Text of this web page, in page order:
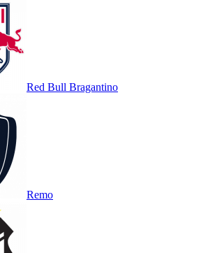
Red Bull Bragantino
Remo